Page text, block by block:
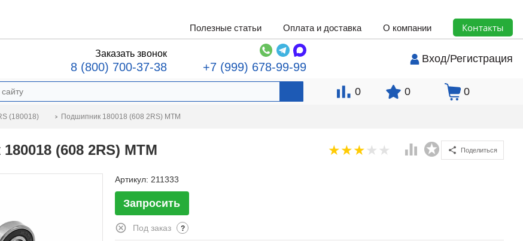
Полезные статьи Оплата и доставка О компании Контакты
Заказать звонок
8 (800) 700-37-38 +7 (999) 678-99-99
Вход/Регистрация
0 0 0
(180018) Подшипник 180018 (608 2RS) MTM
(608 2RS) MTM Поделиться
Артикул: 211333
Запросить
Под заказ ?